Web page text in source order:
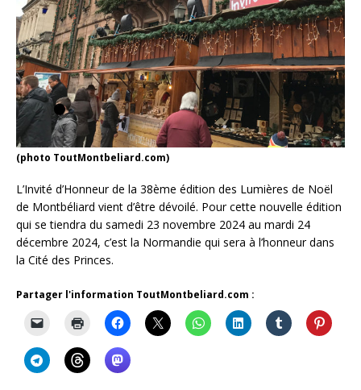
(photo ToutMontbeliard.com)
L’Invité d’Honneur de la 38ème édition des Lumières de Noël
de Montbéliard vient d’être dévoilé. Pour cette nouvelle édition
qui se tiendra du samedi 23 novembre 2024 au mardi 24
décembre 2024, c’est la Normandie qui sera à l’honneur dans
la Cité des Princes.
Partager l'information ToutMontbeliard.com :